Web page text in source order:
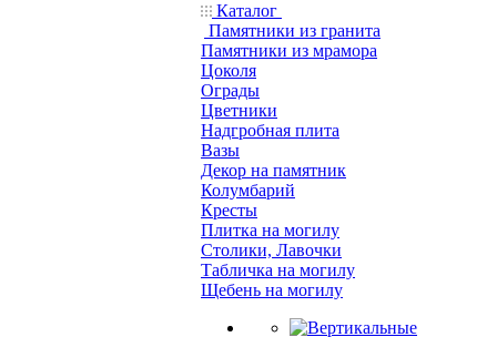
Каталог
Памятники из гранита
Памятники из мрамора
Цоколя
Ограды
Цветники
Надгробная плита
Вазы
Декор на памятник
Колумбарий
Кресты
Плитка на могилу
Столики, Лавочки
Табличка на могилу
Щебень на могилу